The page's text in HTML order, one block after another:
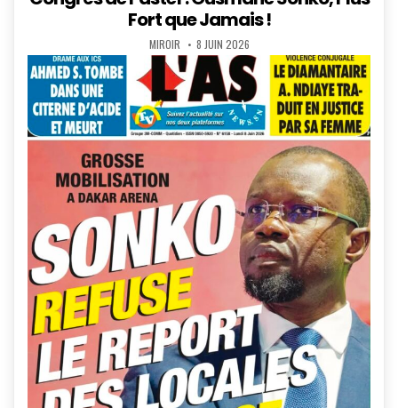
Fort que Jamais !
AUTHOR:
MIROIR PUBLISHED
DATE:
8 JUIN 2026